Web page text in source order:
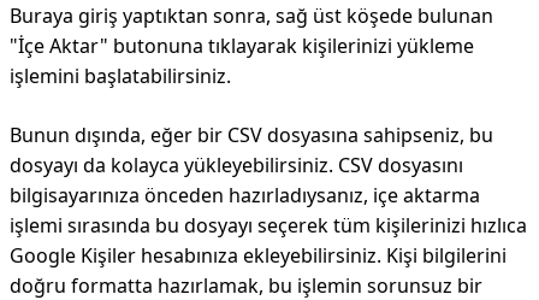
Buraya giriş yaptıktan sonra, sağ üst köşede bulunan
"İçe Aktar" butonuna tıklayarak kişilerinizi yükleme
işlemini başlatabilirsiniz.
Bunun dışında, eğer bir CSV dosyasına sahipseniz, bu
dosyayı da kolayca yükleyebilirsiniz. CSV dosyasını
bilgisayarınıza önceden hazırladıysanız, içe aktarma
işlemi sırasında bu dosyayı seçerek tüm kişilerinizi hızlıca
Google Kişiler hesabınıza ekleyebilirsiniz. Kişi bilgilerini
doğru formatta hazırlamak, bu işlemin sorunsuz bir